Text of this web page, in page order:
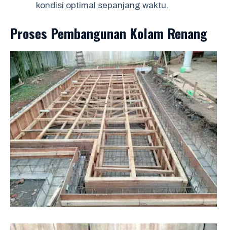
kondisi optimal sepanjang waktu.
Proses Pembangunan Kolam Renang